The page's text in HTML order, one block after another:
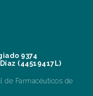
9374
(44519417L)
de Farmacéuticos de